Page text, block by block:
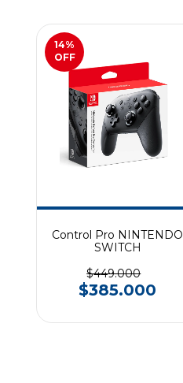
14%
OFF
Control Pro NINTENDO
SWITCH
$449.000
$385.000